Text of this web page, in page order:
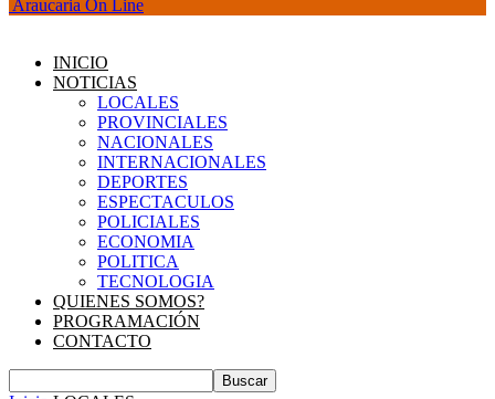
Araucaria On Line
INICIO
NOTICIAS
LOCALES
PROVINCIALES
NACIONALES
INTERNACIONALES
DEPORTES
ESPECTACULOS
POLICIALES
ECONOMIA
POLITICA
TECNOLOGIA
QUIENES SOMOS?
PROGRAMACIÓN
CONTACTO